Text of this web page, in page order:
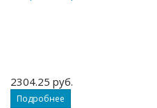
2304.25 руб.
Подробнее